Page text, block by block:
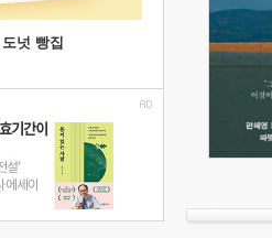
넛 빵집